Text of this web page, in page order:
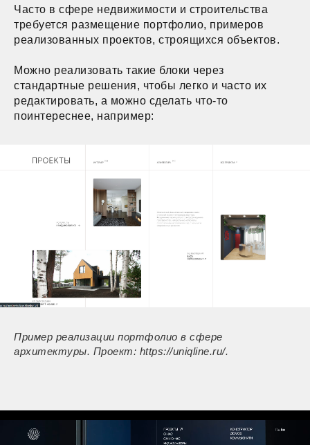
Часто в сфере недвижимости и строительства
требуется размещение портфолио, примеров
реализованных проектов, строящихся объектов.
Можно реализовать такие блоки через
стандартные решения, чтобы легко и часто их
редактировать, а можно сделать что-то
поинтереснее, например:
Пример реализации портфолио в сфере
архитектуры. Проект: https://uniqline.ru/.